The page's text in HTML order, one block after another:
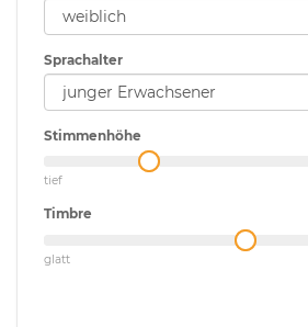
Sprachalter
Stimmenhöhe
tief
Timbre
glatt